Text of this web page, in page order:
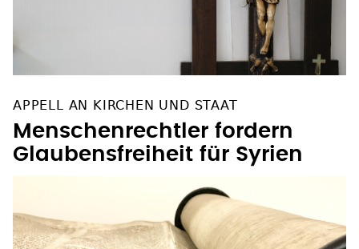
APPELL AN KIRCHEN UND STAAT
Menschenrechtler fordern
Glaubensfreiheit für Syrien